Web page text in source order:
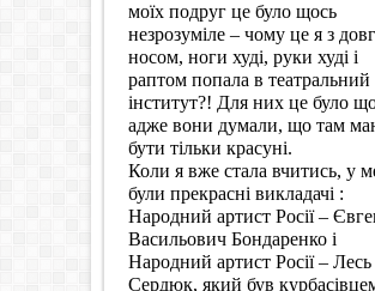
моїх подруг це було щось
незрозуміле – чому це я з
носом, ноги худі, руки худі і
раптом попала в театральний
інститут?! Для них це було
адже вони думали, що там
бути тільки красуні.
Коли я вже стала вчитись, у
були прекрасні викладачі :
Народний артист Росії –
Васильович Бондаренко і
Народний артист Росії – Лесь
Сердюк, який був